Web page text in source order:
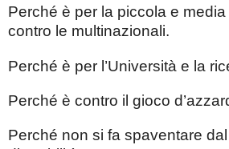
Perché è per la piccola e
contro le multinazionali.
Perché è per l’Università e la
Perché è contro il gioco
Perché non si fa spaventare